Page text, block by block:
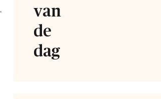
van
de
dag